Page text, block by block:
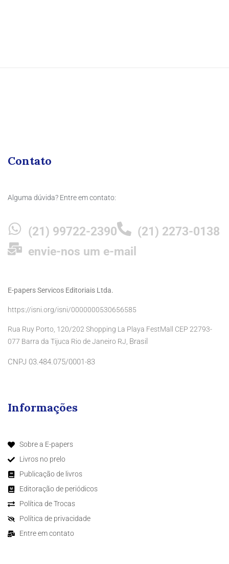
Contato
Alguma dúvida? Entre em contato:
(21) 99722-2390
(21) 2273-0138
envie-nos um e-mail
E-papers Servicos Editoriais Ltda.
https://isni.org/isni/0000000530656585
Rua Ruy Porto, 120/202 Shopping La Playa FestMall CEP 22793-
077 Barra da Tijuca Rio de Janeiro RJ, Brasil
CNPJ 03.484.075/0001-83
Informações
Sobre a E-papers
Livros no prelo
Publicação de livros
Editoração de periódicos
Política de Trocas
Política de privacidade
Entre em contato